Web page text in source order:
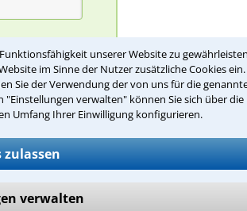
unserer Website zu
im Sinne der Nutzer zusätzliche Cookies
Sie der Verwendung der von uns für die
verwalten" können Sie sich über die
Umfang Ihrer Einwilligung konfigurieren.
zulassen
verwalten